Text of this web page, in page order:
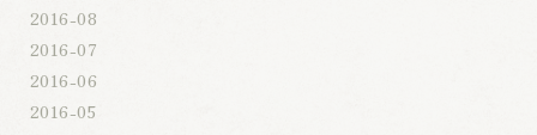
2016-08
2016-07
2016-06
2016-05